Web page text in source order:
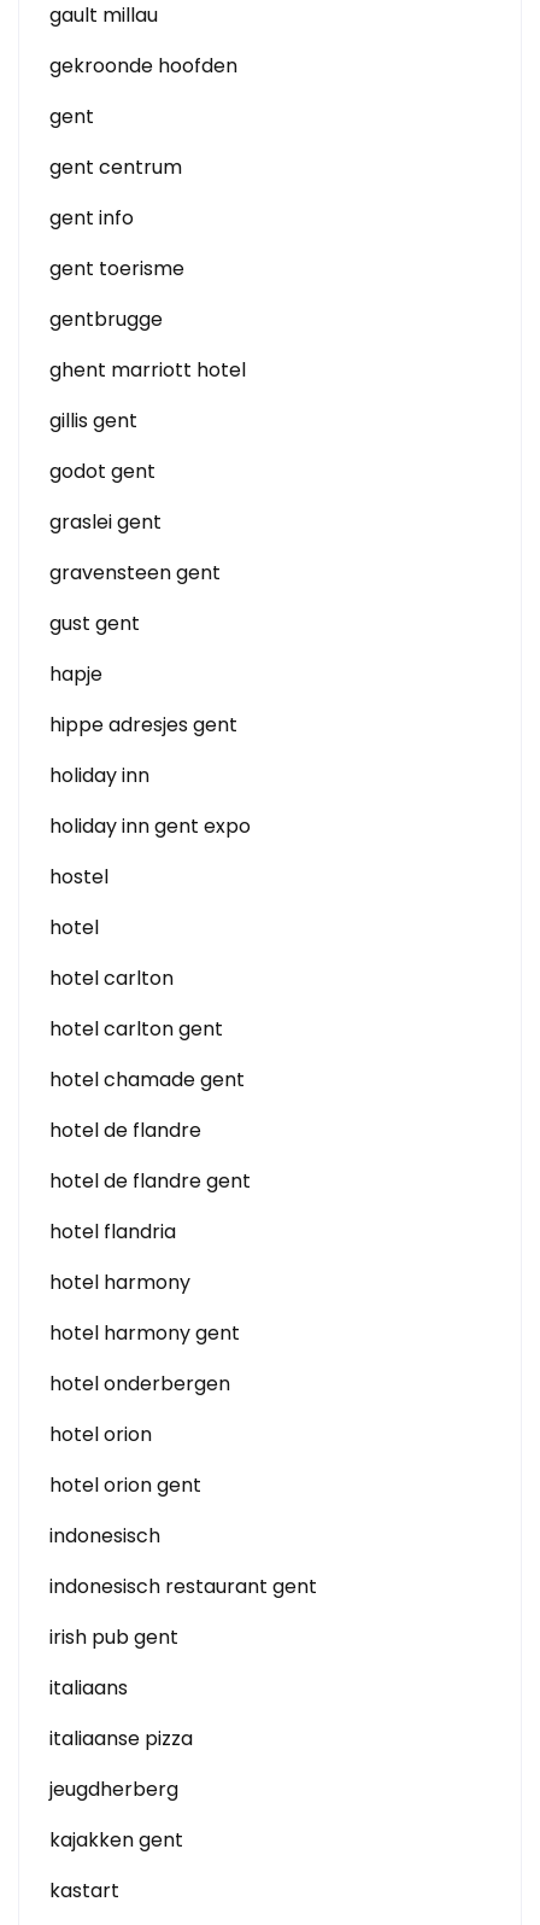
gault millau
gekroonde hoofden
gent
gent centrum
gent info
gent toerisme
gentbrugge
ghent marriott hotel
gillis gent
godot gent
graslei gent
gravensteen gent
gust gent
hapje
hippe adresjes gent
holiday inn
holiday inn gent expo
hostel
hotel
hotel carlton
hotel carlton gent
hotel chamade gent
hotel de flandre
hotel de flandre gent
hotel flandria
hotel harmony
hotel harmony gent
hotel onderbergen
hotel orion
hotel orion gent
indonesisch
indonesisch restaurant gent
irish pub gent
italiaans
italiaanse pizza
jeugdherberg
kajakken gent
kastart